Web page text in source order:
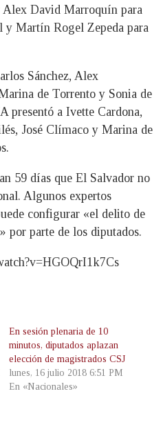
Alex David Marroquín para
y Martín Rogel Zepeda para
Sánchez, Alex
de Torrento y Sonia de
presentó a Ivette Cardona,
José Clímaco y Marina de
59 días que El Salvador no
Algunos expertos
configurar «el delito de
por parte de los diputados.
En sesión plenaria de 10
minutos, diputados aplazan
elección de magistrados CSJ
lunes, 16 julio 2018 6:51 PM
En «Nacionales»